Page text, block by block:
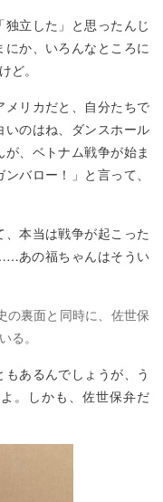
立した」と思ったんじ
か、いろんなところに
ど。
リカだと、自分たちで
のはね、ダンスホール
、ベトナム戦争が始ま
バロー！」と言って、
本当は戦争が起こった
あの福ちゃんはそうい
裏面と同時に、佐世保
る。
あるんでしょうが、う
。しかも、佐世保弁だ